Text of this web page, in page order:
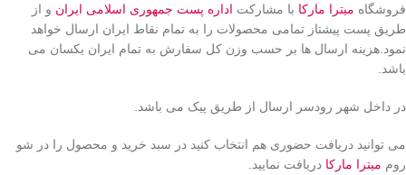
فروشگاه میترا مارکا با مشارکت اداره پست جمهوری اسلامی ایران و از
طریق پست پیشتاز تمامی محصولات را به تمام نقاط ایران ارسال خواهد
نمود.هزینه ارسال ها بر حسب وزن کل سفارش به تمام ایران یکسان می
باشد.
در داخل شهر رودسر ارسال از طریق پیک می باشد.
می توانید دریافت حضوری هم انتخاب کنید در سبد خرید و محصول را در شو
روم میترا مارکا دریافت نمایید.